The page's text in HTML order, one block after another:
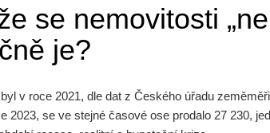
se nemovitosti
je?
v roce 2021, dle dat z Českého úřadu
2023, se ve stejné časové ose prodalo 27 230,